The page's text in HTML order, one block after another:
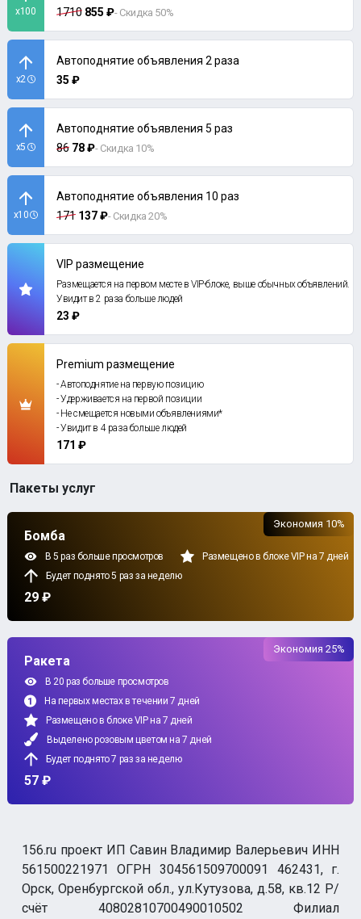
x100
1710 855 ₽- Скидка 50%
x2
Автоподнятие объявления 2 раза
35 ₽
x5
Автоподнятие объявления 5 раз
86 78 ₽- Скидка 10%
x10
Автоподнятие объявления 10 раз
171 137 ₽- Скидка 20%
VIP размещение
Размещается на первом месте в VIP-блоке, выше обычных объявлений.
Увидит в 2 раза больше людей
23 ₽
Premium размещение
- Автоподнятие на первую позицию
- Удерживается на первой позиции
- Не смещается новыми объявлениями*
- Увидит в 4 раза больше людей
171 ₽
Пакеты услуг
Бомба
В 5 раз больше просмотров
Размещено в блоке VIP на 7 дней
Будет поднято 5 раз за неделю
29 ₽
Экономия 10%
Ракета
В 20 раз больше просмотров
На первых местах в течении 7 дней
Размещено в блоке VIP на 7 дней
Выделено розовым цветом на 7 дней
Будет поднято 7 раз за неделю
57 ₽
Экономия 25%
156.ru проект ИП Савин Владимир Валерьевич ИНН
561500221971 ОГРН 304561509700091 462431, г.
Орск, Оренбургской обл., ул.Кутузова, д.58, кв.12 Р/
счёт 40802810700490010502 Филиал